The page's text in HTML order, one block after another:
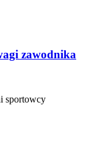
zawodnika
sportowcy